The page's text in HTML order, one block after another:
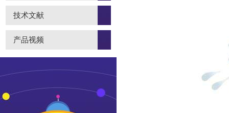
技术文献
产品视频